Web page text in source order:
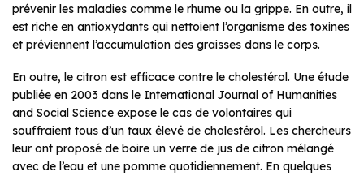
prévenir les maladies comme le rhume ou la grippe. En outre, il
est riche en antioxydants qui nettoient l’organisme des toxines
et préviennent l’accumulation des graisses dans le corps.
En outre, le citron est efficace contre le cholestérol. Une étude
publiée en 2003 dans le International Journal of Humanities
and Social Science expose le cas de volontaires qui
souffraient tous d’un taux élevé de cholestérol. Les chercheurs
leur ont proposé de boire un verre de jus de citron mélangé
avec de l’eau et une pomme quotidiennement. En quelques